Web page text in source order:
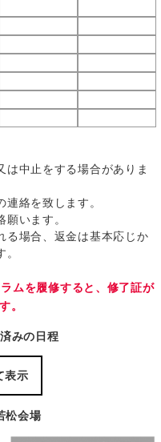
は中止をする場合がありま
連絡を致します。
願います。
る場合、返金は基本応じか
ムを履修すると、修了証が
。
みの日程
表示
松会場